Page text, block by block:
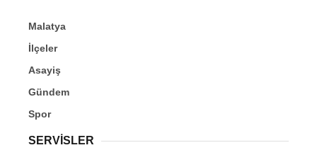
Malatya
İlçeler
Asayiş
Gündem
Spor
SERVİSLER